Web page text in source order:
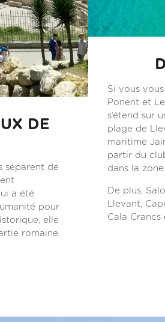
DE
séparent de
a été
pour
elle
romaine.
Si vous
Ponent et
s’étend sur
plage de
maritime
partir du
dans la
De plus,
Llevant,
Cala Crancs